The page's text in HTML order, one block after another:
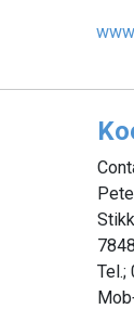
Tel.;